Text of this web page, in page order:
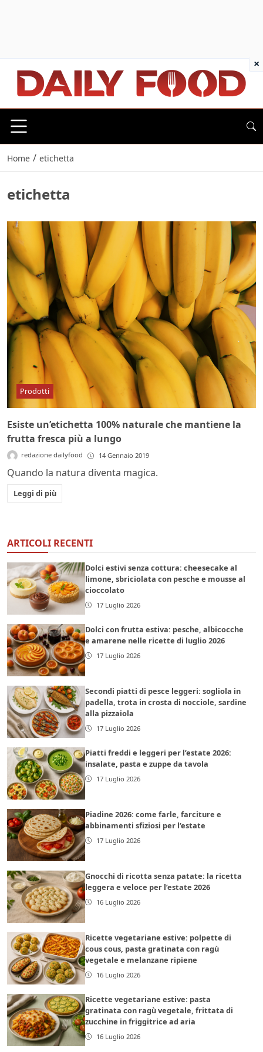
Home / etichetta
etichetta
Prodotti
Esiste un’etichetta 100% naturale che mantiene la
frutta fresca più a lungo
redazione dailyfood 14 Gennaio 2019
Quando la natura diventa magica.
Leggi di più
ARTICOLI RECENTI
Dolci estivi senza cottura: cheesecake al
limone, sbriciolata con pesche e mousse al
cioccolato
17 Luglio 2026
Dolci con frutta estiva: pesche, albicocche
e amarene nelle ricette di luglio 2026
17 Luglio 2026
Secondi piatti di pesce leggeri: sogliola in
padella, trota in crosta di nocciole, sardine
alla pizzaiola
17 Luglio 2026
Piatti freddi e leggeri per l’estate 2026:
insalate, pasta e zuppe da tavola
17 Luglio 2026
Piadine 2026: come farle, farciture e
abbinamenti sfiziosi per l’estate
17 Luglio 2026
Gnocchi di ricotta senza patate: la ricetta
leggera e veloce per l’estate 2026
16 Luglio 2026
Ricette vegetariane estive: polpette di
cous cous, pasta gratinata con ragù
vegetale e melanzane ripiene
16 Luglio 2026
Ricette vegetariane estive: pasta
gratinata con ragù vegetale, frittata di
zucchine in friggitrice ad aria
16 Luglio 2026
×